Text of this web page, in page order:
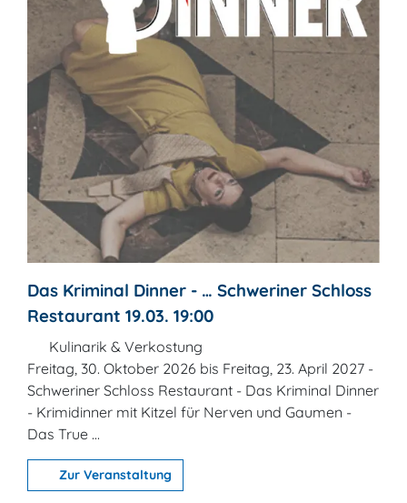
Das Kriminal Dinner - … Schweriner Schloss
Restaurant 19.03. 19:00
Kulinarik & Verkostung
Freitag, 30. Oktober 2026 bis Freitag, 23. April 2027 -
Schweriner Schloss Restaurant - Das Kriminal Dinner
- Krimidinner mit Kitzel für Nerven und Gaumen -
Das True ...
Zur Veranstaltung